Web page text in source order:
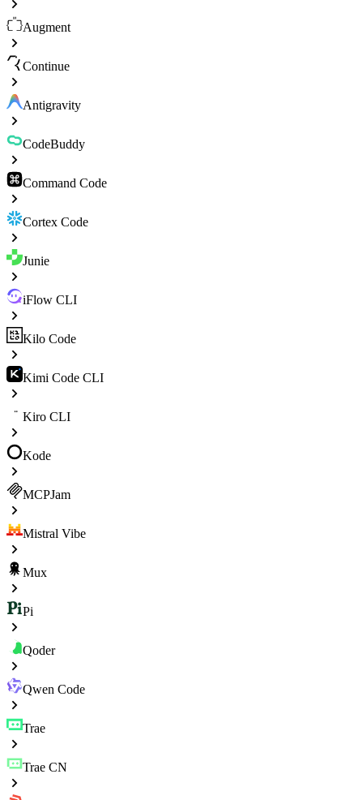
Augment
Continue
Antigravity
CodeBuddy
Command Code
Cortex Code
Junie
iFlow CLI
Kilo Code
Kimi Code CLI
Kiro CLI
Kode
MCPJam
Mistral Vibe
Mux
Pi
Qoder
Qwen Code
Trae
Trae CN